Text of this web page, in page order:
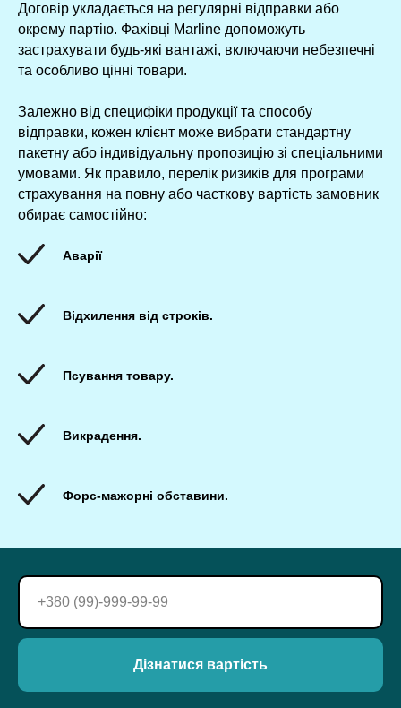
Договір укладається на регулярні відправки або
окрему партію. Фахівці Marline допоможуть
застрахувати будь-які вантажі, включаючи небезпечні
та особливо цінні товари.
Залежно від специфіки продукції та способу
відправки, кожен клієнт може вибрати стандартну
пакетну або індивідуальну пропозицію зі спеціальними
умовами. Як правило, перелік ризиків для програми
страхування на повну або часткову вартість замовник
обирає самостійно:
Аварії
Відхилення від строків.
Псування товару.
Викрадення.
Форс-мажорні обставини.
Дізнатися вартість